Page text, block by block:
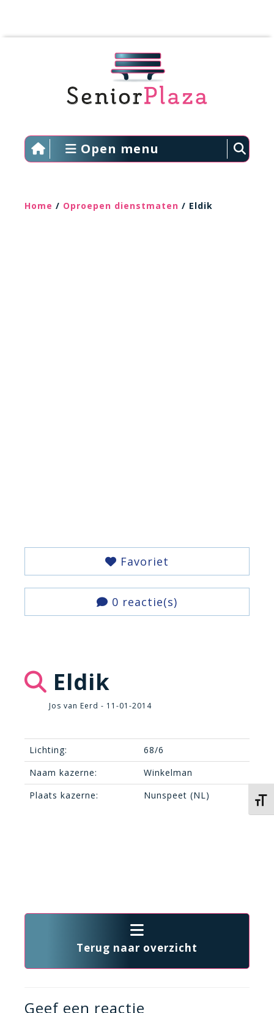
Open menu
Home / Oproepen dienstmaten / Eldik
Favoriet
0 reactie(s)
Eldik
Jos van Eerd - 11-01-2014
Lichting:
68/6
Naam kazerne:
Winkelman
Plaats kazerne:
Nunspeet (NL)
Terug naar overzicht
Geef een reactie